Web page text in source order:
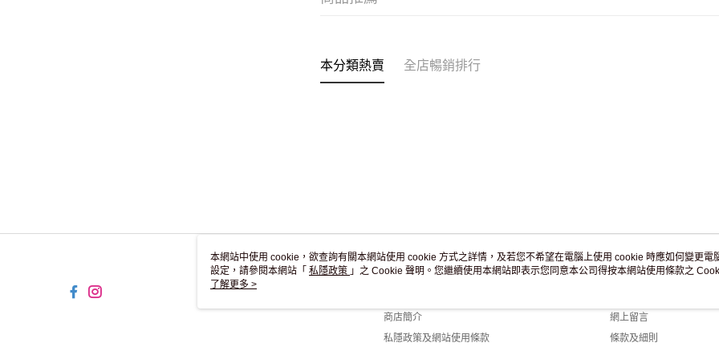
本分類熱賣 全店暢銷排行
關於我們
商店簡介
私隱政策及網站使用條款
客戶服務
網上留言
條款及細則
本網站中使用 cookie，欲查詢有關本網站使用 cookie 方式之詳情，及若您不希望在電腦上使用 cookie 時應如何變更電
設定，請參閱本網站「 私隱政策 」之 Cookie 聲明。您繼續使用本網站即表示您同意本公司得按本網站使用條款之
用 cookie。
了解更多 >